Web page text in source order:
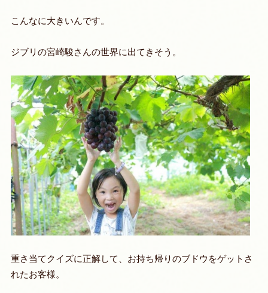
こんなに大きいんです。
ジブリの宮崎駿さんの世界に出てきそう。
重さ当てクイズに正解して、お持ち帰りのブドウをゲットさ
れたお客様。